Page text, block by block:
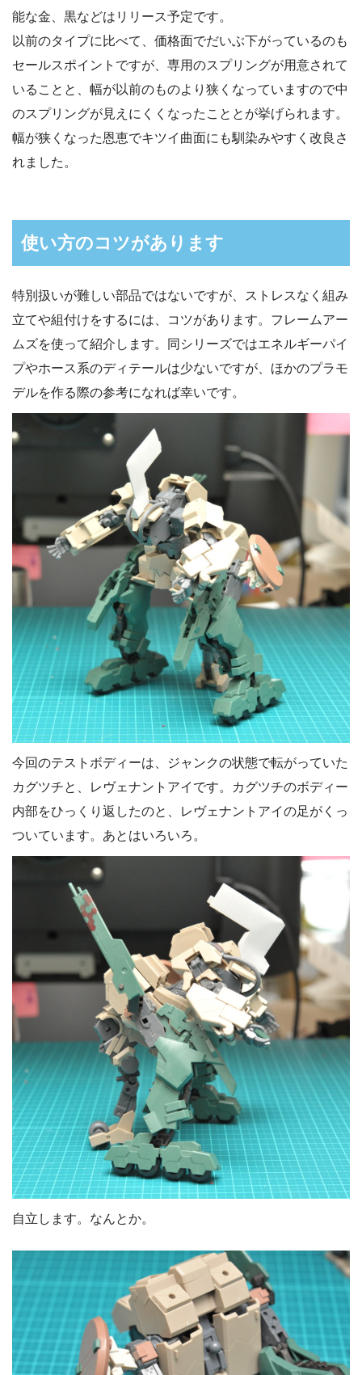
能な金、黒などはリリース予定です。
以前のタイプに比べて、価格面でだいぶ下がっているのも
セールスポイントですが、専用のスプリングが用意されて
いることと、幅が以前のものより狭くなっていますので中
のスプリングが見えにくくなったこととが挙げられます。
幅が狭くなった恩恵でキツイ曲面にも馴染みやすく改良さ
れました。
使い方のコツがあります
特別扱いが難しい部品ではないですが、ストレスなく組み
立てや組付けをするには、コツがあります。フレームアー
ムズを使って紹介します。同シリーズではエネルギーパイ
プやホース系のディテールは少ないですが、ほかのプラモ
デルを作る際の参考になれば幸いです。
今回のテストボディーは、ジャンクの状態で転がっていた
カグツチと、レヴェナントアイです。カグツチのボディー
内部をひっくり返したのと、レヴェナントアイの足がくっ
ついています。あとはいろいろ。
自立します。なんとか。